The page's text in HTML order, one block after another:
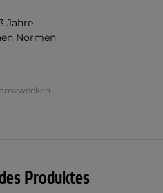
Jahre
Normen
Produktes